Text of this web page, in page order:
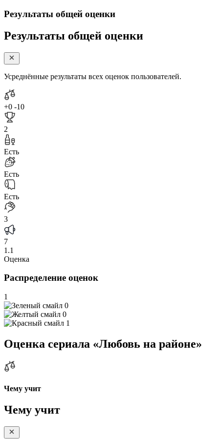
Результаты общей оценки
Результаты общей оценки
Усреднённые результаты всех оценок пользователей.
+0 -10
2
Есть
Есть
Есть
3
7
1.1
Оценка
Распределение оценок
1
0
0
1
Оценка сериала «Любовь на районе»
Чему учит
Чему учит